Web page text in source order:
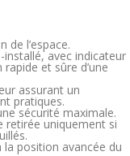
de l’espace.
avec indicateur
et sûre d’une
assurant un
pratiques.
sécurité maximale.
retirée uniquement si
position avancée du